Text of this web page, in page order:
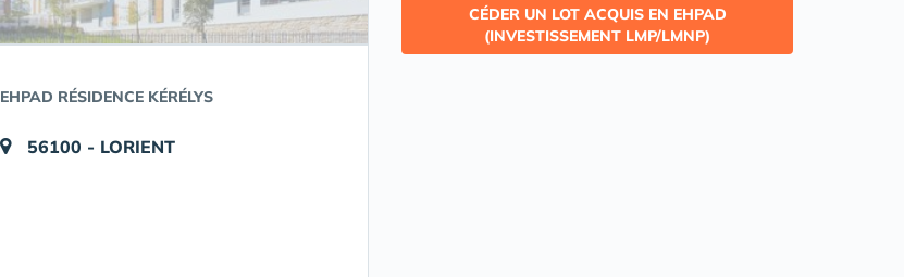
EHPAD RÉSIDENCE KÉRÉLYS
56100 - LORIENT
CÉDER UN LOT ACQUIS EN EHPAD
(INVESTISSEMENT LMP/LMNP)